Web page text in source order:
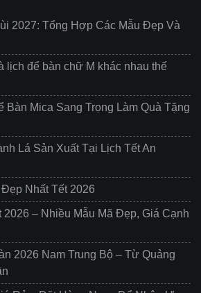
2027: Tổng Hợp Các Mẫu Đẹp Và
lịch để bàn chữ M khác nhau thế
Bàn Mica Sang Trọng Làm Quà Tặng
Lá Sản Xuất Tại Lịch Tết An
Nhất Tết 2026
2026 – Nhiều Mẫu Mã Đẹp, Giá Cạnh
2026 Nam Trung Bộ – Từ Quảng